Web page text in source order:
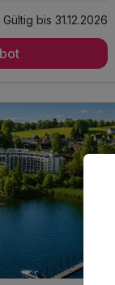
genussvollen
Zimmer
Zimmer
Wellnessbereich
& Saunatuch
Gültig bis 31.12.2026